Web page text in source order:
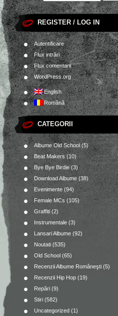
REGISTER / LOG IN
Autentificare
Flux intrări
Flux comentarii
WordPress.org
English
Română
CATEGORII
Albume Old School(5)
Beat Makers(10)
Bye Bye Birdie(3)
Download Albume (38)
Evenimente (94)
Female MCs (105)
Graffiti (2)
Instrumentale (3)
Lansari Albume (92)
Noutati (535)
Old School (65)
Recenzii Albume Româneşti (5)
Recenzii Hip Hop (19)
Repări (9)
Stiri (582)
Uncategorized (1)